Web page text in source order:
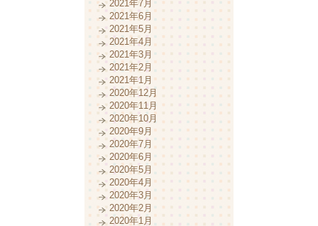
2021年7月
2021年6月
2021年5月
2021年4月
2021年3月
2021年2月
2021年1月
2020年12月
2020年11月
2020年10月
2020年9月
2020年7月
2020年6月
2020年5月
2020年4月
2020年3月
2020年2月
2020年1月